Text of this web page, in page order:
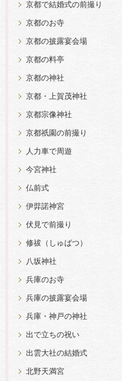
京都で結婚式の前撮り
京都のお寺
京都の披露宴会場
京都の料亭
京都の神社
京都・上賀茂神社
京都宗像神社
京都祇園の前撮り
人力車で周遊
今宮神社
仏前式
伊弉諾神宮
伏見で前撮り
修祓（しゅばつ）
八坂神社
兵庫のお寺
兵庫の披露宴会場
兵庫・神戸の神社
出で立ちの祝い
出雲大社の結婚式
北野天満宮